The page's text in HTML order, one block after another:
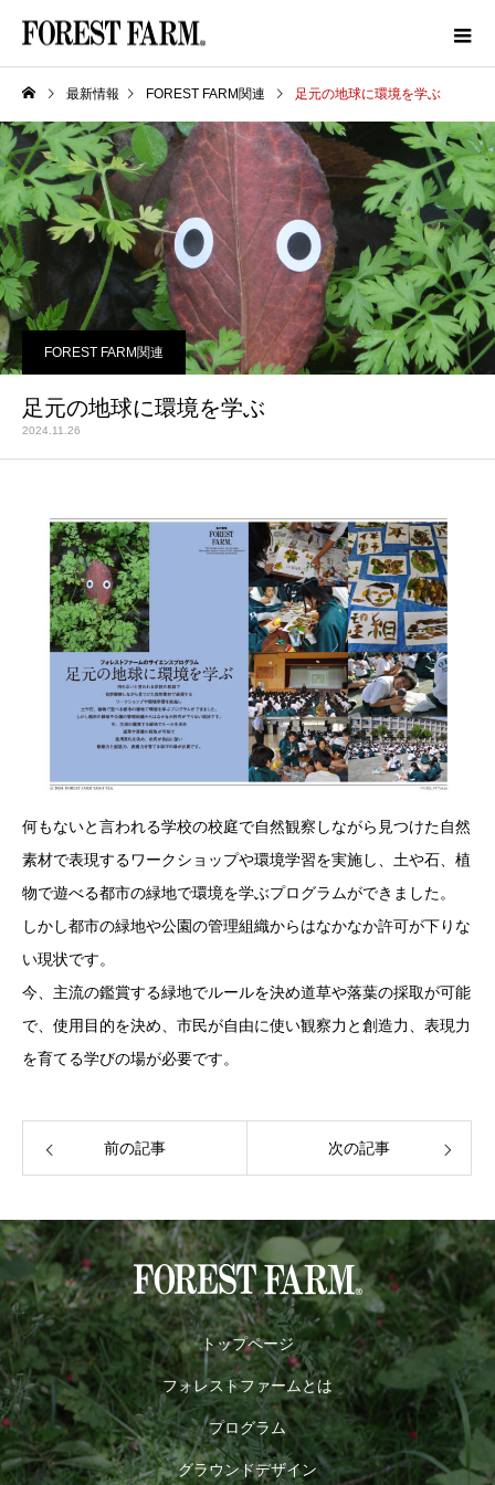
最新情報 FOREST FARM関連 足元の地球に環境を学ぶ
FOREST FARM関連
足元の地球に環境を学ぶ
2024.11.26
何もないと言われる学校の校庭で自然観察しながら見つけた自然
素材で表現するワークショップや環境学習を実施し、土や石、植
物で遊べる都市の緑地で環境を学ぶプログラムができました。
しかし都市の緑地や公園の管理組織からはなかなか許可が下りな
い現状です。
今、主流の鑑賞する緑地でルールを決め道草や落葉の採取が可能
で、使用目的を決め、市民が自由に使い観察力と創造力、表現力
を育てる学びの場が必要です。
前の記事 次の記事
トップページ
フォレストファームとは
プログラム
グラウンドデザイン